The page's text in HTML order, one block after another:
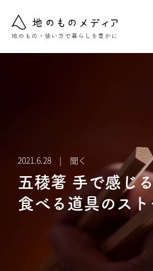
2021.6.28 | 聞く
五稜箸 手で感じ
食べる道具のスト